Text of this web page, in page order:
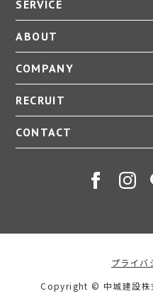
SERVICE
ABOUT
COMPANY
RECRUIT
CONTACT
プライバ
Copyright © 中城建設株